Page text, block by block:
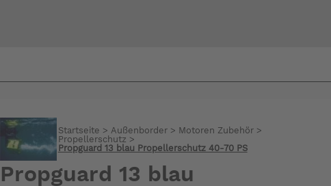
Startseite > Außenborder> Motoren Zubehör>
Propellerschutz >
Propguard 13 blau Propellerschutz 40-70 PS
Propguard 13 blau